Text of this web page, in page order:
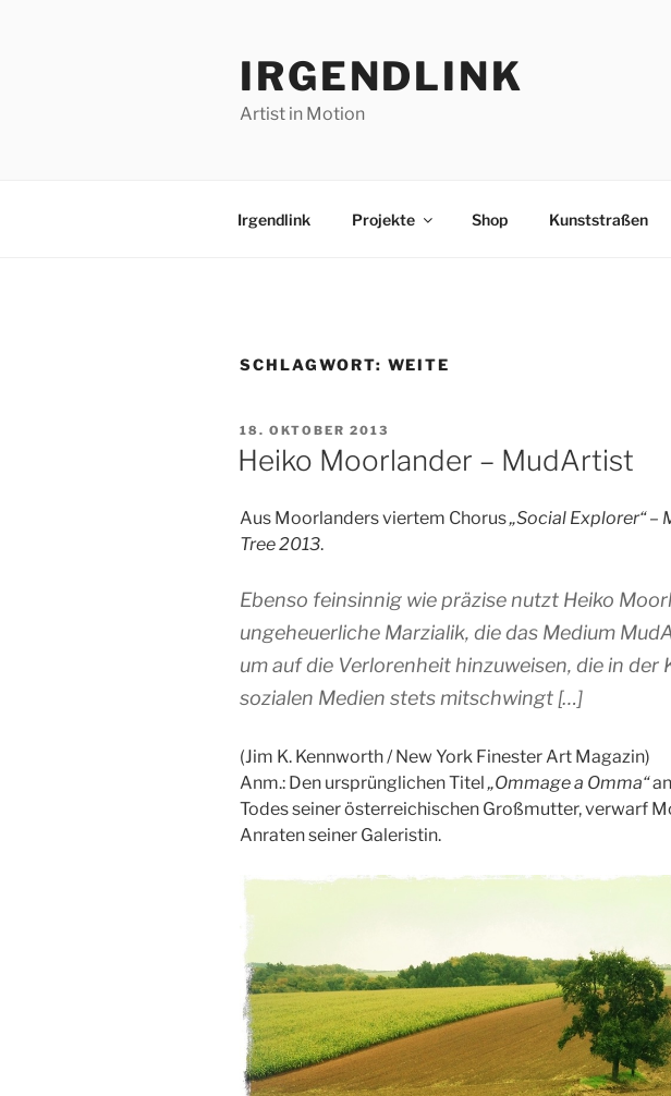
IRGENDLINK
Artist in Motion
Irgendlink Projekte Shop Kunststraßen
SCHLAGWORT: WEITE
VERÖFFENTLICHT
AM
18. OKTOBER 2013
Heiko Moorlander – MudArtist
Aus Moorlanders viertem Chorus„Social Explorer“ –
Tree 2013.
Ebenso feinsinnig wie präzise nutzt Heiko
ungeheuerliche Marzialik, die das Medium
um auf die Verlorenheit hinzuweisen, die in der
sozialen Medien stets mitschwingt […]
(Jim K. Kennworth / New York Finester Art Magazin)
Anm.: Den ursprünglichen Titel „Ommage a Omma“
Todes seiner österreichischen Großmutter, verwarf
Anraten seiner Galeristin.